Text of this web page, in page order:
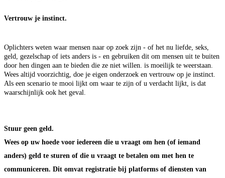
Vertrouw je instinct.
Oplichters weten waar mensen naar op zoek zijn - of het nu liefde, seks,
geld, gezelschap of iets anders is - en gebruiken dit om mensen uit te buiten
door hen dingen aan te bieden die ze niet willen. is moeilijk te weerstaan.
Wees altijd voorzichtig, doe je eigen onderzoek en vertrouw op je instinct.
Als een scenario te mooi lijkt om waar te zijn of u verdacht lijkt, is dat
waarschijnlijk ook het geval.
Stuur geen geld.
Wees op uw hoede voor iedereen die u vraagt om hen (of iemand
anders) geld te sturen of die u vraagt te betalen om met hen te
communiceren. Dit omvat registratie bij platforms of diensten van